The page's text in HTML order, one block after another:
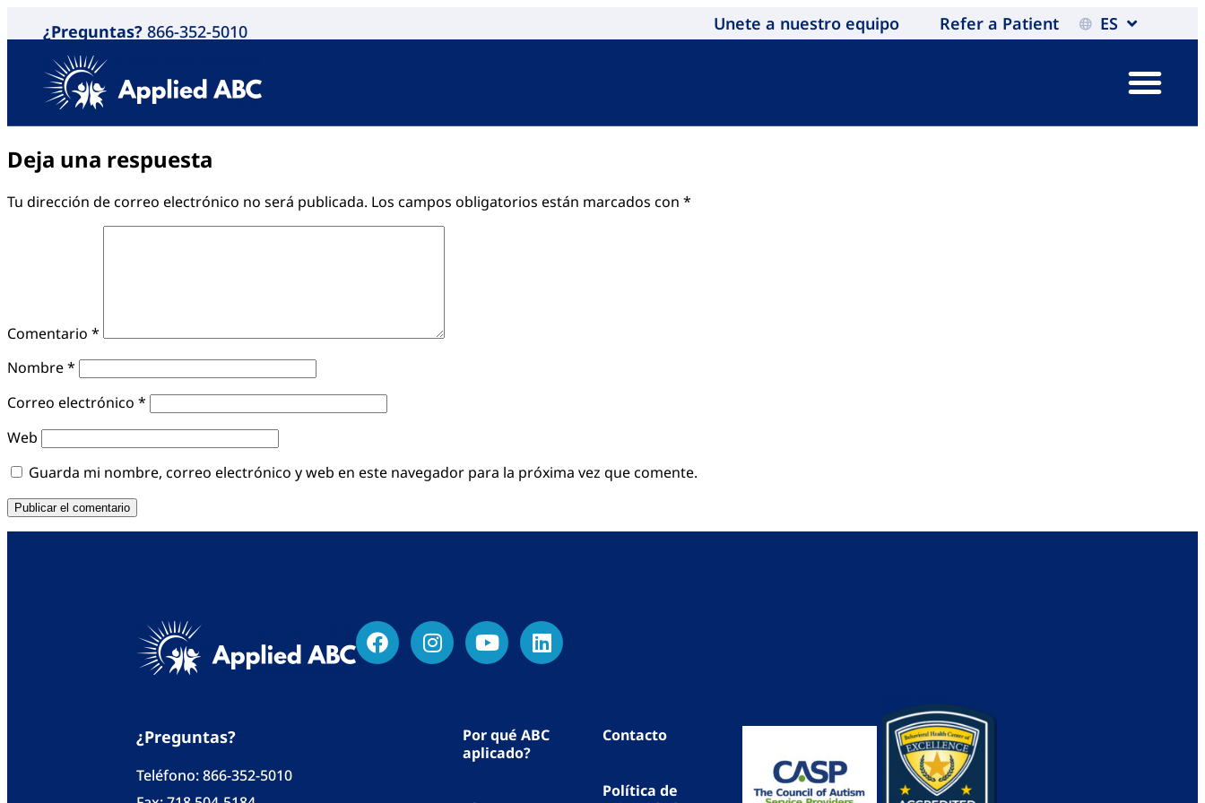
¿Preguntas? 866-352-5010 Unete a nuestro equipo Refer a Patient ES
Deja una respuesta
Tu dirección de correo electrónico no será publicada. Los campos obligatorios están marcados con *
Comentario *
Nombre*
Correo electrónico *
Web
Guarda mi nombre, correo electrónico y web en este navegador para la próxima vez que comente.
¿Preguntas?
Teléfono:866-352-5010
Por qué ABC
aplicado?
Contacto
Política de